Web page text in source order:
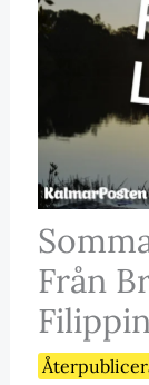
Från